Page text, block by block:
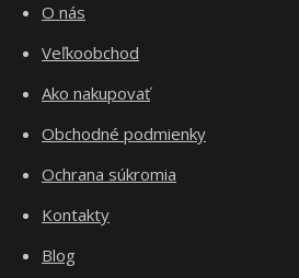
O nás
Veľkoobchod
Ako nakupovať
Obchodné podmienky
Ochrana súkromia
Kontakty
Blog